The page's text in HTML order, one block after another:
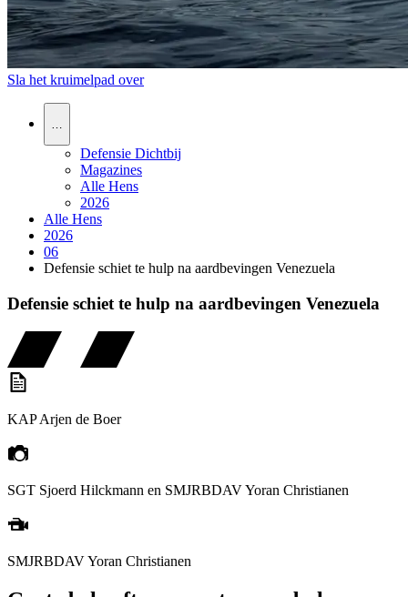
Sla het kruimelpad over
Defensie Dichtbij
Magazines
Alle Hens
2026
Alle Hens
2026
06
Defensie schiet te hulp na aardbevingen Venezuela
Defensie schiet te hulp na aardbevingen Venezuela
KAP Arjen de Boer
SGT Sjoerd Hilckmann en SMJRBDAV Yoran Christianen
SMJRBDAV Yoran Christianen